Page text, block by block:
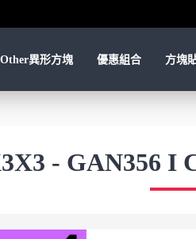
Other異形方塊 優惠組合 方塊
- GAN356 I